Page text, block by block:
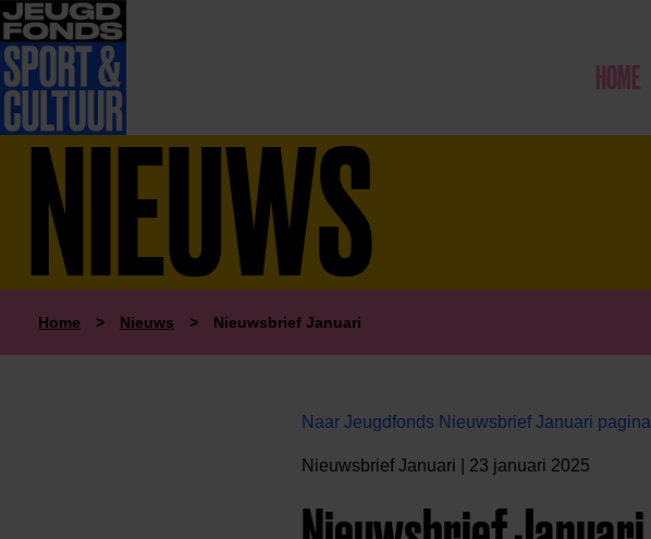
HOME
NIEUWS
Home > Nieuws > Nieuwsbrief Januari
Naar Jeugdfonds Nieuwsbrief Januari pagina
Nieuwsbrief Januari | 23 januari 2025